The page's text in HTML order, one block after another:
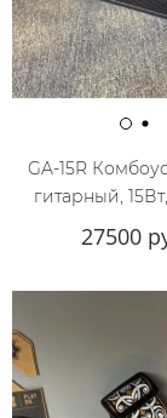
GA-15R
гитарный,
27500